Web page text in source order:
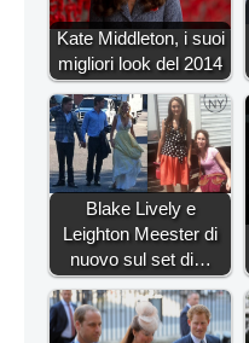
Kate Middleton, i suoi
migliori look del 2014
Blake Lively e
Leighton Meester di
nuovo sul set di…